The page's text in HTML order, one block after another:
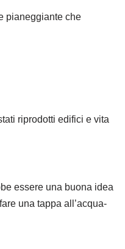
pianeggiante che
riprodotti edifici e vita
essere una buona idea
una tappa all’acqua-